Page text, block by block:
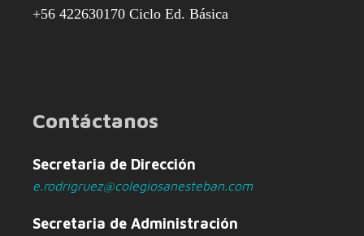
+56 422630170 Ciclo Ed. Básica
Contáctanos
Secretaria de Dirección
e.rodrigruez@colegiosanesteban.com
Secretaria de Administración